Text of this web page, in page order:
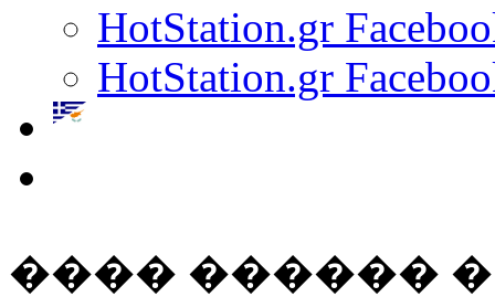
HotStation.gr
HotStation.gr
���� ������